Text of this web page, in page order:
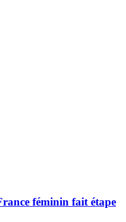
féminin fait étape